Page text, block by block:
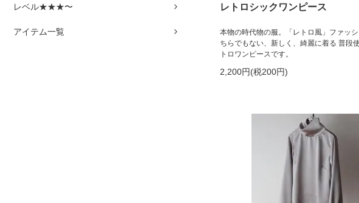
レベル★★★〜
アイテム一覧
レトロシックワンピース
本物の時代物の服。「レトロ風」ファッ
ちらでもない、新しく、綺麗に着る 普段
トロワンピースです。
2,200円(税200円)